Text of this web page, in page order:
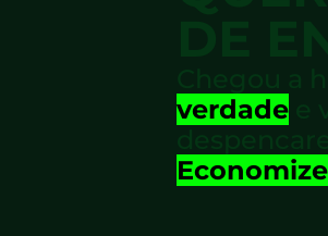
DE
Chegou a
verdade e